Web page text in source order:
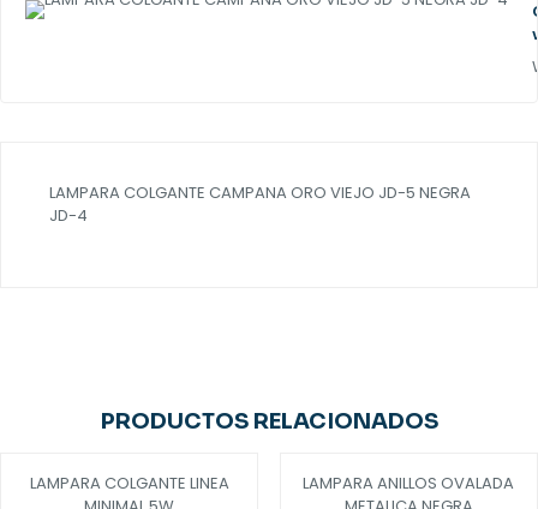
LAMPARA COLGANTE CAMPANA ORO VIEJO JD-5 NEGRA
JD-4
PRODUCTOS RELACIONADOS
-13%
LAMPARA COLGANTE LINEA
-13%
LAMPARA ANILLOS OVALADA